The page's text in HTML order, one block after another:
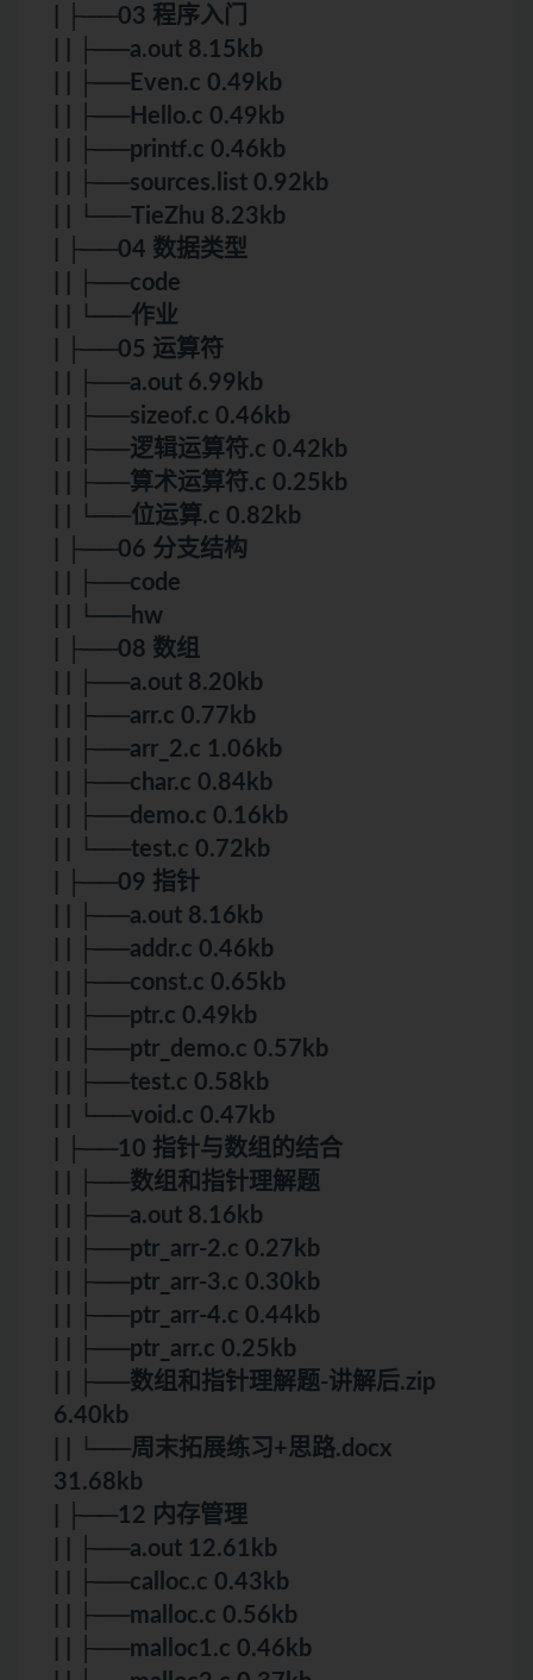
| ├──03 程序入门
| | ├──a.out 8.15kb
| | ├──Even.c 0.49kb
| | ├──Hello.c 0.49kb
| | ├──printf.c 0.46kb
| | ├──sources.list 0.92kb
| | └──TieZhu 8.23kb
| ├──04 数据类型
| | ├──code
| | └──作业
| ├──05 运算符
| | ├──a.out 6.99kb
| | ├──sizeof.c 0.46kb
| | ├──逻辑运算符.c 0.42kb
| | ├──算术运算符.c 0.25kb
| | └──位运算.c 0.82kb
| ├──06 分支结构
| | ├──code
| | └──hw
| ├──08 数组
| | ├──a.out 8.20kb
| | ├──arr.c 0.77kb
| | ├──arr_2.c 1.06kb
| | ├──char.c 0.84kb
| | ├──demo.c 0.16kb
| | └──test.c 0.72kb
| ├──09 指针
| | ├──a.out 8.16kb
| | ├──addr.c 0.46kb
| | ├──const.c 0.65kb
| | ├──ptr.c 0.49kb
| | ├──ptr_demo.c 0.57kb
| | ├──test.c 0.58kb
| | └──void.c 0.47kb
| ├──10 指针与数组的结合
| | ├──数组和指针理解题
| | ├──a.out 8.16kb
| | ├──ptr_arr-2.c 0.27kb
| | ├──ptr_arr-3.c 0.30kb
| | ├──ptr_arr-4.c 0.44kb
| | ├──ptr_arr.c 0.25kb
| | ├──数组和指针理解题-讲解后.zip
6.40kb
| | └──周末拓展练习+思路.docx
31.68kb
| ├──12 内存管理
| | ├──a.out 12.61kb
| | ├──calloc.c 0.43kb
| | ├──malloc.c 0.56kb
| | ├──malloc1.c 0.46kb